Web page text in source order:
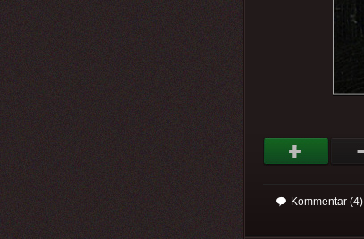
Kommentar (4)